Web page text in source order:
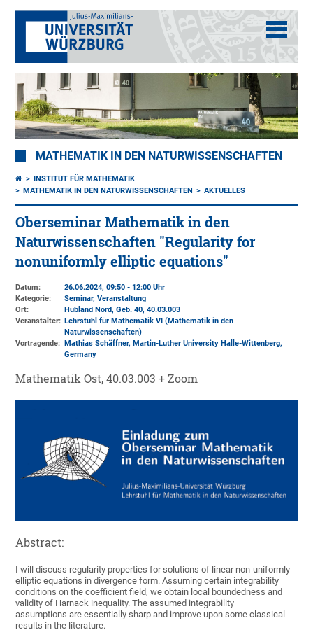
MATHEMATIK IN DEN NATURWISSENSCHAFTEN
INSTITUT FÜR MATHEMATIK
MATHEMATIK IN DEN NATURWISSENSCHAFTEN
AKTUELLES
Oberseminar Mathematik in den
Naturwissenschaften "Regularity for
nonuniformly elliptic equations"
Datum:
26.06.2024, 09:50 - 12:00 Uhr
Kategorie:
Seminar, Veranstaltung
Ort:
Hubland Nord, Geb. 40, 40.03.003
Veranstalter: Lehrstuhl für Mathematik VI (Mathematik in den
Naturwissenschaften)
Vortragende:
Mathias Schäffner, Martin-Luther University Halle-Wittenberg,
Germany
Mathematik Ost, 40.03.003 + Zoom
Abstract:
I will discuss regularity properties for solutions of linear non-uniformly
elliptic equations in divergence form. Assuming certain integrability
conditions on the coefficient field, we obtain local boundedness and
validity of Harnack inequality. The assumed integrability
assumptions are essentially sharp and improve upon some classical
results in the literature.